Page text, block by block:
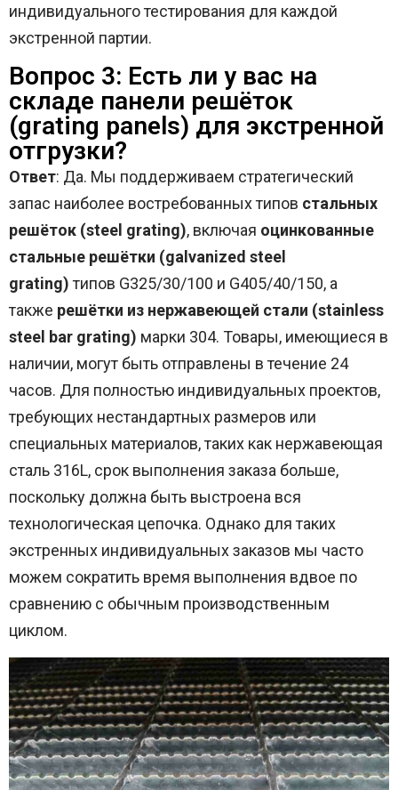
индивидуального тестирования для каждой
экстренной партии.
Вопрос 3: Есть ли у вас на
складе панели решёток
(grating panels) для экстренной
отгрузки?
Ответ: Да. Мы поддерживаем стратегический
запас наиболее востребованных типов стальных
решёток (steel grating), включая оцинкованные
стальные решётки (galvanized steel
grating)типов G325/30/100 и G405/40/150, а
также решётки из нержавеющей стали (stainless
steel bar grating) марки 304. Товары, имеющиеся в
наличии, могут быть отправлены в течение 24
часов. Для полностью индивидуальных проектов,
требующих нестандартных размеров или
специальных материалов, таких как нержавеющая
сталь 316L, срок выполнения заказа больше,
поскольку должна быть выстроена вся
технологическая цепочка. Однако для таких
экстренных индивидуальных заказов мы часто
можем сократить время выполнения вдвое по
сравнению с обычным производственным
циклом.